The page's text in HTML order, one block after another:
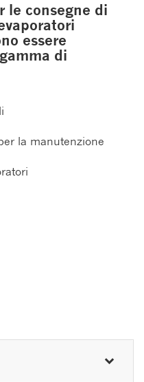
le consegne di
essere
di
la manutenzione